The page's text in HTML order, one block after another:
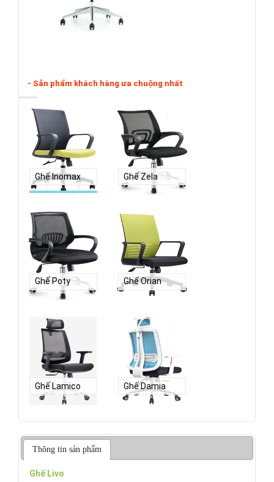
- Sản phẩm khách hàng ưa chuộng nhất
Ghế Inomax Ghế Zela
Ghế Poty Ghế Orian
Ghế Lamico Ghế Damia
Thông tin sản phẩm
Ghế Livo